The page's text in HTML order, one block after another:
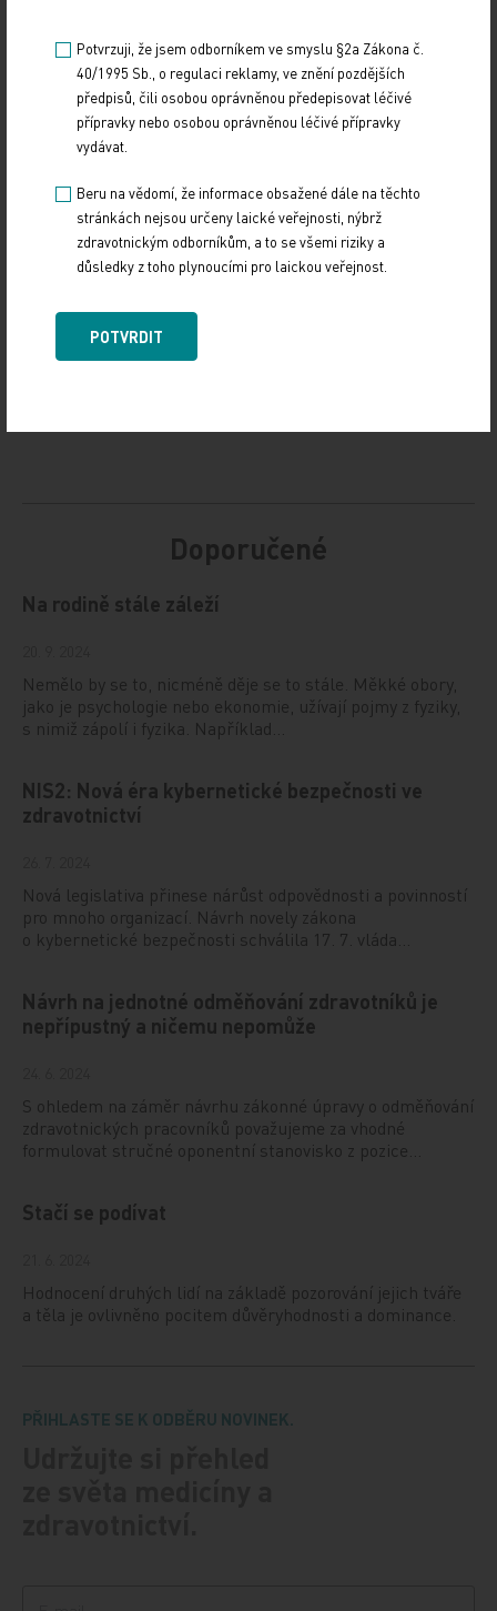
Zdroj: ČTK
KOMENTÁŘE A NÁZORY
Sdílejte článek
Doporučené
Na rodině stále záleží
Nemělo by se to, nicméně děje se to stále. Měkké obory,
jako je psychologie nebo ekonomie, užívají pojmy z fyziky,
s nimiž zápolí i fyzika. Například…
NIS2: Nová éra kybernetické bezpečnosti ve
zdravotnictví
Nová legislativa přinese nárůst odpovědnosti a povinností
pro mnoho organizací. Návrh novely zákona
o kybernetické bezpečnosti schválila 17. 7. vláda…
Návrh na jednotné odměňování zdravotníků je
nepřípustný a ničemu nepomůže
S ohledem na záměr návrhu zákonné úpravy o odměňování
zdravotnických pracovníků považujeme za vhodné
formulovat stručné oponentní stanovisko z pozice…
Stačí se podívat
Hodnocení druhých lidí na základě pozorování jejich tváře
a těla je ovlivněno pocitem důvěryhodnosti a dominance.
PŘIHLASTE SE K ODBĚRU NOVINEK.
Potvrzuji, že jsem odborníkem ve smyslu §2a Zákona č.
40/1995 Sb., o regulaci reklamy, ve znění pozdějších
předpisů, čili osobou oprávněnou předepisovat léčivé
přípravky nebo osobou oprávněnou léčivé přípravky
vydávat.
Beru na vědomí, že informace obsažené dále na těchto
stránkách nejsou určeny laické veřejnosti, nýbrž
zdravotnickým odborníkům, a to se všemi riziky a
důsledky z toho plynoucími pro laickou veřejnost.
POTVRDIT